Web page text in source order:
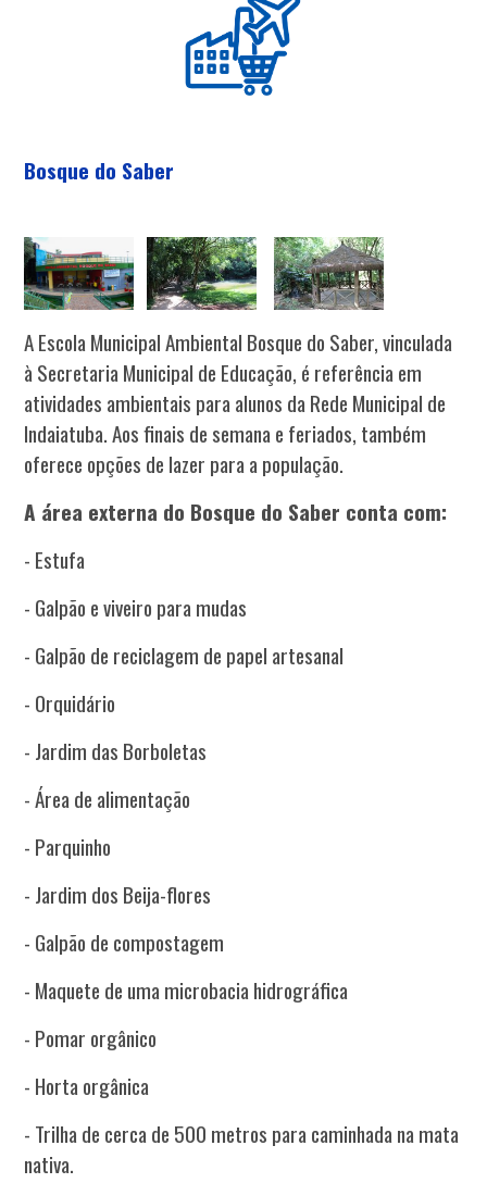
Bosque do Saber
A Escola Municipal Ambiental Bosque do Saber, vinculada
à Secretaria Municipal de Educação, é referência em
atividades ambientais para alunos da Rede Municipal de
Indaiatuba. Aos finais de semana e feriados, também
oferece opções de lazer para a população.
A área externa do Bosque do Saber conta com:
- Estufa
- Galpão e viveiro para mudas
- Galpão de reciclagem de papel artesanal
- Orquidário
- Jardim das Borboletas
-Área de alimentação
- Parquinho
- Jardim dos Beija-flores
- Galpão de compostagem
- Maquete de uma microbacia hidrográfica
- Pomar orgânico
- Horta orgânica
- Trilha de cerca de 500 metros para caminhada na mata
nativa.